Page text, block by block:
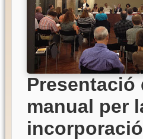
Presentació
manual per